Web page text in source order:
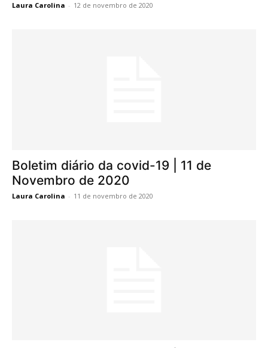
Laura Carolina - 12 de novembro de 2020
Boletim diário da covid-19 | 11 de
Novembro de 2020
Laura Carolina - 11 de novembro de 2020